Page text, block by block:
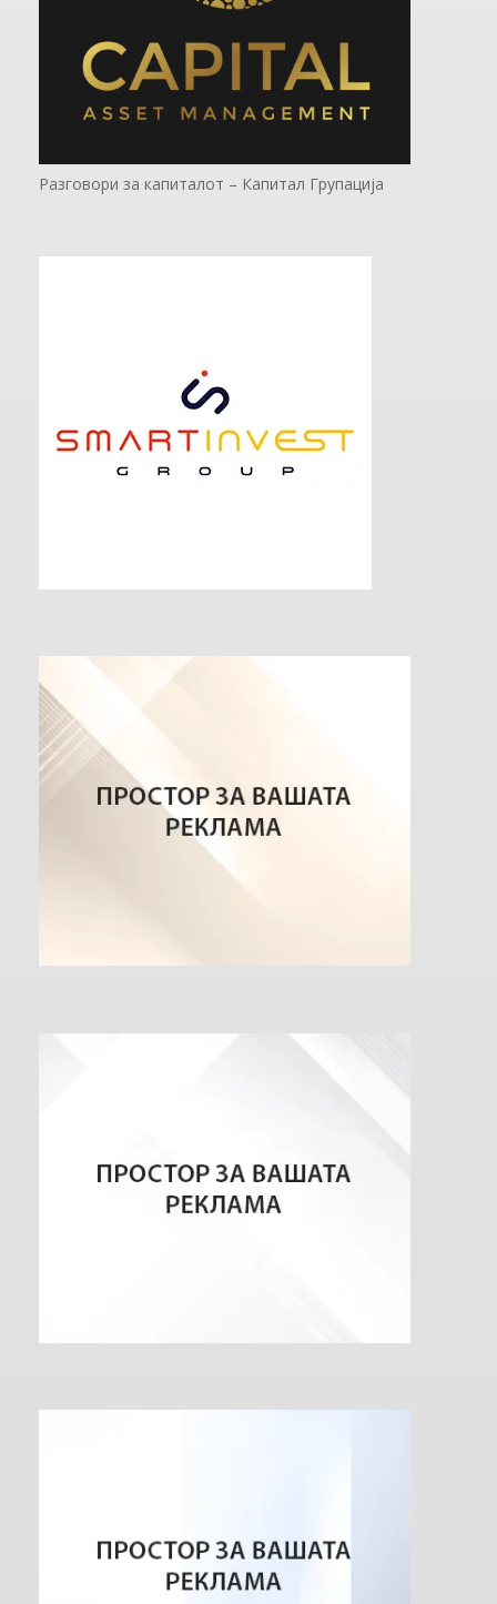
Разговори за капиталот – Капитал Групација